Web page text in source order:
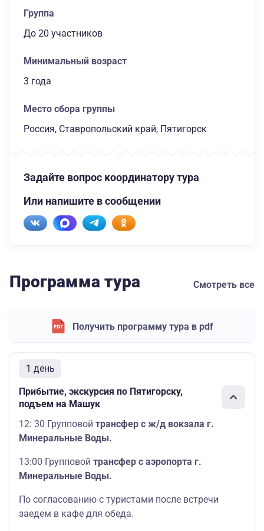
Группа
до 20 участников
Минимальный возраст
3 года
Место сбора группы
Россия, Ставропольский край, Пятигорск
Задайте вопрос координатору тура
Или напишите в сообщении
Программа тура Смотреть все
Получить программу тура в pdf
1 день
Прибытие, экскурсия по Пятигорску,
подъем на Машук
12: 30 Групповой трансфер с ж/д вокзала г.
Минеральные Воды.
13:00 Групповой трансфер с аэропорта г.
Минеральные Воды.
По согласованию с туристами после встречи
заедем в кафе для обеда.